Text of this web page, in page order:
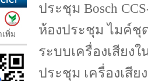
พิ่ม
ประชุม Bosch
ห้องประชุม ไมค์
ระบบเครื่องเสียง
ประชุม เครื่องเสี